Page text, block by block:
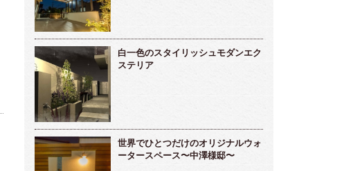
白一色のスタイリッシュモダンエク
ステリア
世界でひとつだけのオリジナルウォ
ータースペース〜中澤様邸〜